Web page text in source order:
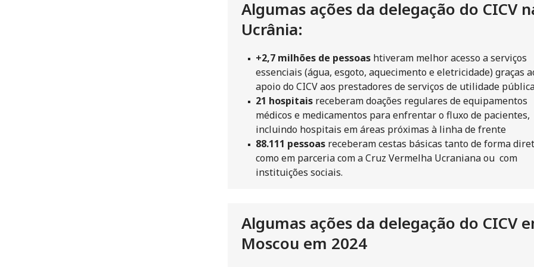
Algumas ações da delegação do CICV
Ucrânia:
+2,7 milhões de pessoas htiveram melhor acesso a serviços
essenciais (água, esgoto, aquecimento e eletricidade) graças
apoio do CICV aos prestadores de serviços de utilidade
21 hospitais receberam doações regulares de equipamentos
médicos e medicamentos para enfrentar o fluxo de pacientes,
incluindo hospitais em áreas próximas à linha de frente
88.111 pessoas receberam cestas básicas tanto de forma
como em parceria com a Cruz Vermelha Ucraniana ou com
instituições sociais.
Algumas ações da delegação do CICV
Moscou em 2024